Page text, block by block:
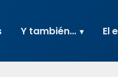
Y también… El